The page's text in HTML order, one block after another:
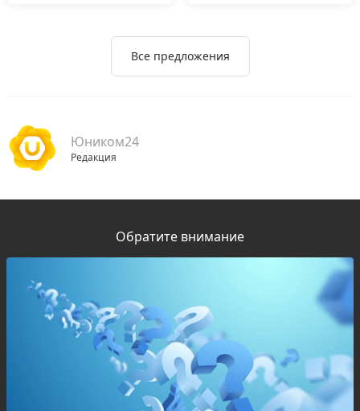
Все предложения
Юником24
Редакция
Обратите внимание